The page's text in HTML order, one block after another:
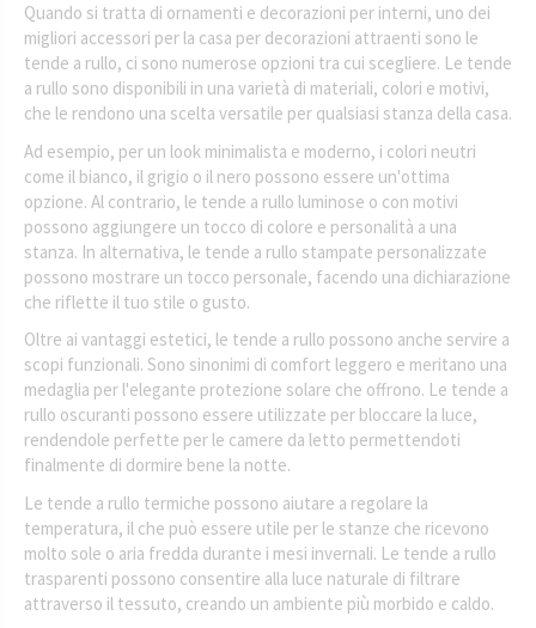
Quando si tratta di ornamenti e decorazioni per interni, uno dei
migliori accessori per la casa per decorazioni attraenti sono le
tende a rullo, ci sono numerose opzioni tra cui scegliere. Le tende
a rullo sono disponibili in una varietà di materiali, colori e motivi,
che le rendono una scelta versatile per qualsiasi stanza della casa.
Ad esempio, per un look minimalista e moderno, i colori neutri
come il bianco, il grigio o il nero possono essere un'ottima
opzione. Al contrario, le tende a rullo luminose o con motivi
possono aggiungere un tocco di colore e personalità a una
stanza. In alternativa, le tende a rullo stampate personalizzate
possono mostrare un tocco personale, facendo una dichiarazione
che riflette il tuo stile o gusto.
Oltre ai vantaggi estetici, le tende a rullo possono anche servire a
scopi funzionali. Sono sinonimi di comfort leggero e meritano una
medaglia per l'elegante protezione solare che offrono. Le tende a
rullo oscuranti possono essere utilizzate per bloccare la luce,
rendendole perfette per le camere da letto permettendoti
finalmente di dormire bene la notte.
Le tende a rullo termiche possono aiutare a regolare la
temperatura, il che può essere utile per le stanze che ricevono
molto sole o aria fredda durante i mesi invernali. Le tende a rullo
trasparenti possono consentire alla luce naturale di filtrare
attraverso il tessuto, creando un ambiente più morbido e caldo.